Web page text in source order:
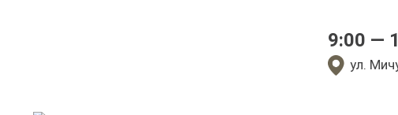
9:00 —
ул.
только приятные цены